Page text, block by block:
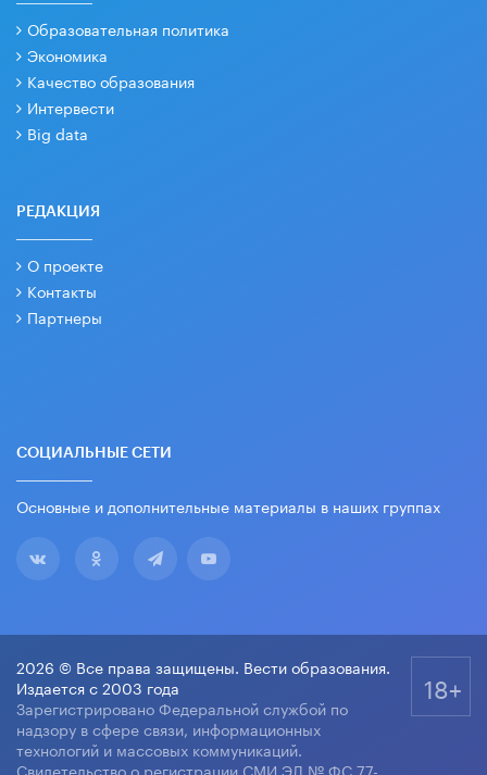
Образовательная политика
Экономика
Качество образования
Интервести
Big data
РЕДАКЦИЯ
О проекте
Контакты
Партнеры
СОЦИАЛЬНЫЕ СЕТИ
Основные и дополнительные материалы в наших группах
2026 © Все права защищены. Вести образования.
Издается с 2003 года
Зарегистрировано Федеральной службой по
надзору в сфере связи, информационных
технологий и массовых коммуникаций.
Свидетельство о регистрации СМИ ЭЛ № ФС 77-
18+